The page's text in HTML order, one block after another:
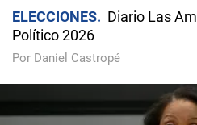
ELECCIONES
Diario Las
Político 2026
Por Daniel Castropé